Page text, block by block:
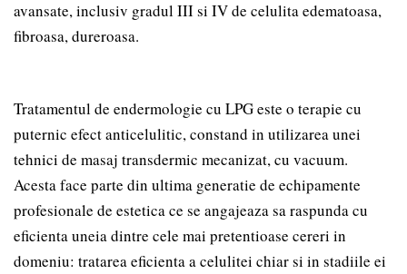
avansate, inclusiv gradul III si IV de celulita edematoasa,
fibroasa, dureroasa.
Tratamentul de endermologie cu LPG este o terapie cu
puternic efect anticelulitic, constand in utilizarea unei
tehnici de masaj transdermic mecanizat, cu vacuum.
Acesta face parte din ultima generatie de echipamente
profesionale de estetica ce se angajeaza sa raspunda cu
eficienta uneia dintre cele mai pretentioase cereri in
domeniu: tratarea eficienta a celulitei chiar si in stadiile ei